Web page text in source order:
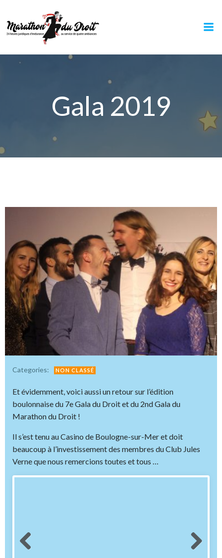
Gala 2019
Categories: NON CLASSÉ
Et évidemment, voici aussi un retour sur l’édition
boulonnaise du 7e Gala du Droit et du 2nd Gala du
Marathon du Droit !
Il s’est tenu au Casino de Boulogne-sur-Mer et doit
beaucoup à l’investissement des membres du Club Jules
Verne que nous remercions toutes et tous …